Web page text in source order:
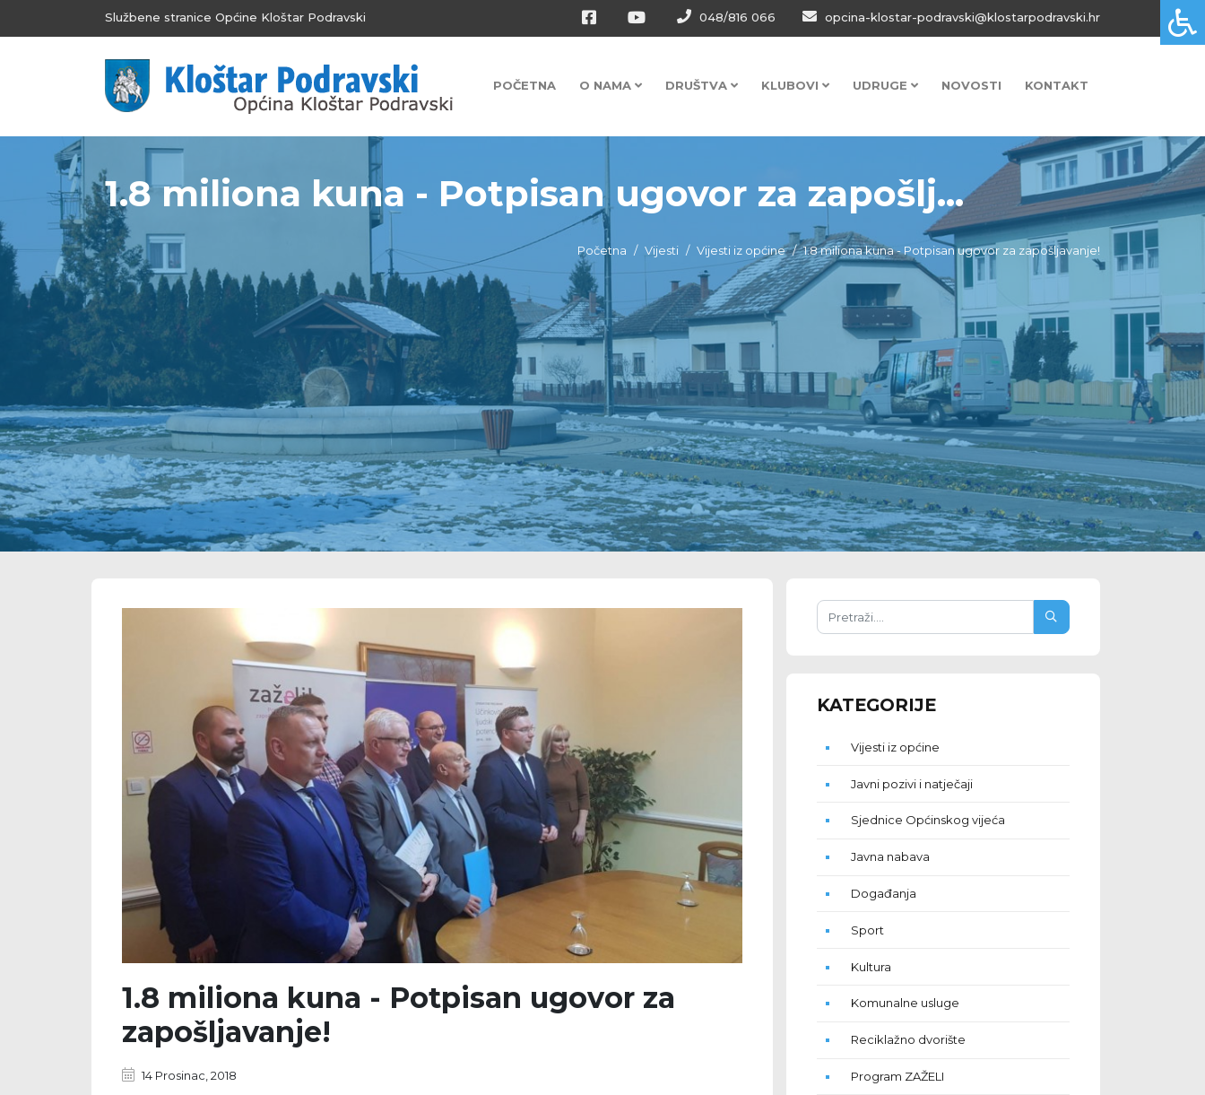
Službene stranice Općine Kloštar Podravski 048/816 066 opcina-klostar-podravski@klostarpodravski.hr
POČETNA O NAMA DRUŠTVA KLUBOVI UDRUGE NOVOSTI KONTAKT
1.8 miliona kuna - Potpisan ugovor za zapošlj...
Početna Vijesti Vijesti iz općine 1.8 miliona kuna - Potpisan ugovor za zapošljavanje!
1.8 miliona kuna - Potpisan ugovor za
zapošljavanje!
14 Prosinac, 2018
KATEGORIJE
Vijesti iz općine
Javni pozivi i natječaji
Sjednice Općinskog vijeća
Javna nabava
Događanja
Sport
Kultura
Komunalne usluge
Reciklažno dvorište
Program ZAŽELI